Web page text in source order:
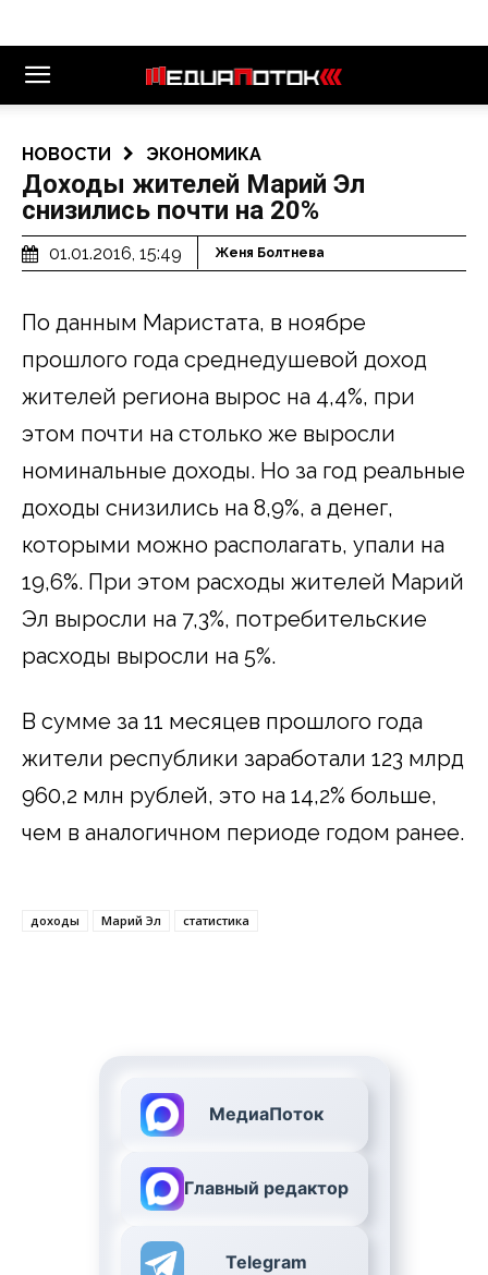
НОВОСТИ ЭКОНОМИКА
Доходы жителей Марий Эл
снизились почти на 20%
01.01.2016, 15:49 Женя Болтнева
По данным Маристата, в ноябре
прошлого года среднедушевой доход
жителей региона вырос на 4,4%, при
этом почти на столько же выросли
номинальные доходы. Но за год реальные
доходы снизились на 8,9%, а денег,
которыми можно располагать, упали на
19,6%. При этом расходы жителей Марий
Эл выросли на 7,3%, потребительские
расходы выросли на 5%.
В сумме за 11 месяцев прошлого года
жители республики заработали 123 млрд
960,2 млн рублей, это на 14,2% больше,
чем в аналогичном периоде годом ранее.
доходы Марий Эл статистика
МедиаПоток
Главный редактор
Telegram